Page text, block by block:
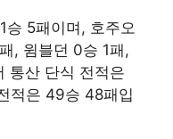
승 5패이며, 호주오
, 윔블던 0승 1패,
통산 단식 전적은
적은 49승 48패입